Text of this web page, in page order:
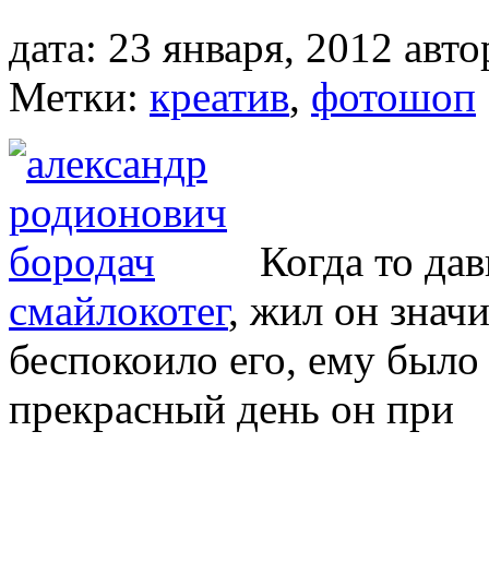
дата: 23 января, 2012
Метки: креатив, фотошоп
Когда то
смайлокотег, жил он
беспокоило его, ему
прекрасный день он при